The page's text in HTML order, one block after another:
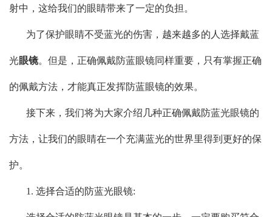
射中，这给我们的眼睛带来了一定的负担。
为了保护眼睛不受蓝光的伤害，越来越多的人选择戴蓝
光眼镜。但是，正确佩戴防蓝眼镜同样重要，只有掌握正确
的佩戴方法，才能真正发挥防蓝眼镜的效果。
接下来，我们将为大家介绍几种正确佩戴防蓝光眼镜的
方法，让我们的眼睛在一个充满蓝光的世界里得到更好的保
护。
1. 选择合适的防蓝光眼镜: